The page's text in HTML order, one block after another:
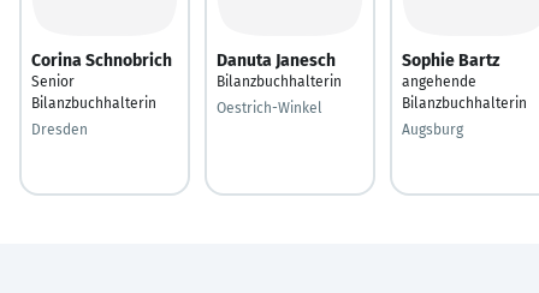
Corina Schnobrich
Senior
Bilanzbuchhalterin
Dresden
Danuta Janesch
Bilanzbuchhalterin
Oestrich-Winkel
Sophie Bartz
angehende
Bilanzbuchhalterin
Augsburg